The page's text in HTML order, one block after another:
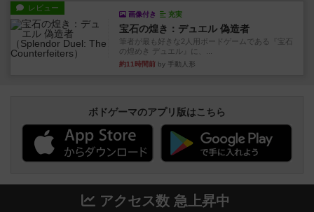
レビュー
画像付き 充実
宝石の煌き：デュエル 偽造者
筆者が最も好きな2人用ボードゲームである『宝石
の煌めき デュエル』に、...
約11時間前 by 手動人形
ボドゲーマのアプリ版はこちら
アクセス数 急上昇中